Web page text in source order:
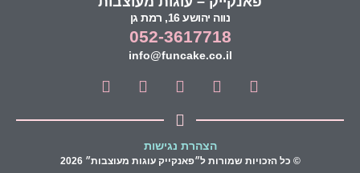
נווה יהושע 16, רמת גן
052-3617718
info@funcake.co.il
הצהרת נגישות
© כל הזכויות שמורות ל״פאנקייק עוגות מעוצבות״ 2026